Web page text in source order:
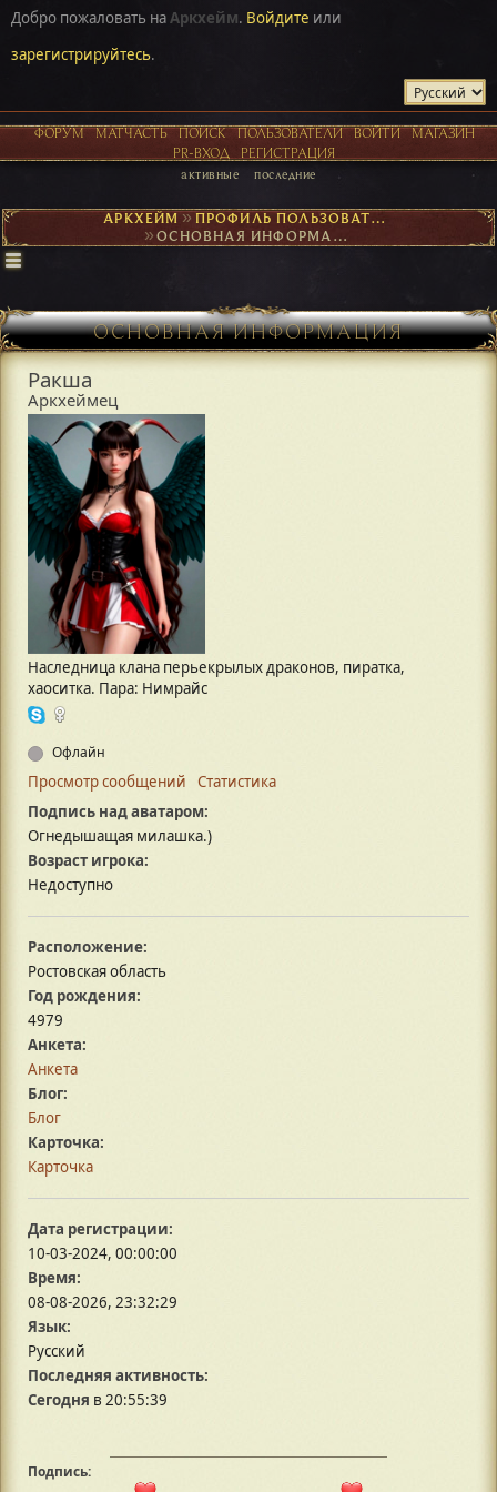
Добро пожаловать наАркхейм. Войдите или
зарегистрируйтесь.
ФОРУМ МАТЧАСТЬ ПОИСК ПОЛЬЗОВАТЕЛИ ВОЙТИ
МАГАЗИН
PR-ВХОД
РЕГИСТРАЦИЯ
активные последние
АРКХЕЙМ► ПРОФИЛЬ ПОЛЬЗОВАТЕЛЯ РАКША
► ОСНОВНАЯ ИНФОРМАЦИЯ
ОСНОВНАЯ ИНФОРМАЦИЯ
Ракша
Аркхеймец
Наследница клана перьекрылых драконов, пиратка,
хаоситка. Пара: Нимрайс
Офлайн
Просмотр сообщений
Статистика
Подпись над аватаром:
Огнедышащая милашка.)
Возраст игрока:
Недоступно
Расположение:
Ростовская область
Год рождения:
4979
Анкета:
Анкета
Блог:
Блог
Карточка:
Карточка
Дата регистрации:
10-03-2024, 00:00:00
Время:
08-08-2026, 23:32:29
Язык:
Русский
Последняя активность:
Сегодня в 20:55:39
Подпись: